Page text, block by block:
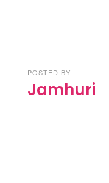
POSTED BY
Jamhuri